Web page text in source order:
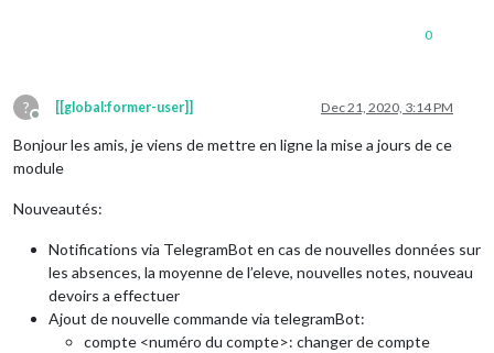
0
?
Offline
[[global:former-user]] Dec 21, 2020, 3:14 PM
Bonjour les amis, je viens de mettre en ligne la mise a jours de ce
module
Nouveautés:
Notifications via TelegramBot en cas de nouvelles données sur
les absences, la moyenne de l’eleve, nouvelles notes, nouveau
devoirs a effectuer
Ajout de nouvelle commande via telegramBot:
compte <numéro du compte>: changer de compte